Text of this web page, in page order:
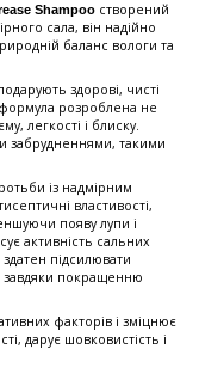
Shampoo створений
сала, він надійно
баланс вологи та
здорові, чисті
розроблена не
легкості і блиску.
забрудненнями, такими
із надмірним
властивості,
появу лупи і
активність сальних
підсилювати
покращенню
факторів і зміцнює
дарує шовковистість і